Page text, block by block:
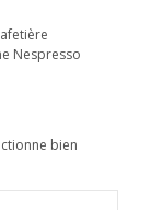
Nespresso
bien